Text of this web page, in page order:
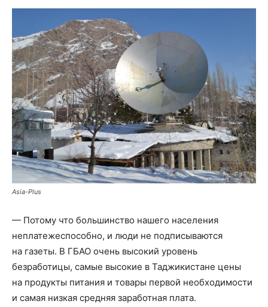
Asia-Plus
— Потому что большинство нашего населения
неплатежеспособно, и люди не подписываются
на газеты. В ГБАО очень высокий уровень
безработицы, самые высокие в Таджикистане цены
на продукты питания и товары первой необходимости
и самая низкая средняя заработная плата.